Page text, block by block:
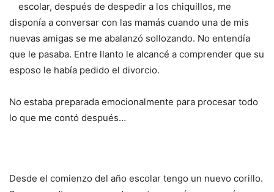
escolar, después de despedir a los chiquillos, me
disponía a conversar con las mamás cuando una de mis
nuevas amigas se me abalanzó sollozando. No entendía
que le pasaba. Entre llanto le alcancé a comprender que su
esposo le había pedido el divorcio.
No estaba preparada emocionalmente para procesar todo
lo que me contó después…
Desde el comienzo del año escolar tengo un nuevo corillo.